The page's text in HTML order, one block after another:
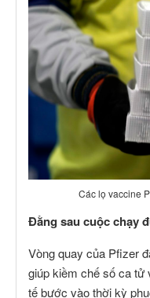
Các lọ vaccine
Đằng sau cuộc chạy
Vòng quay của Pfizer
giúp kiềm chế số ca tử
tế bước vào thời kỳ